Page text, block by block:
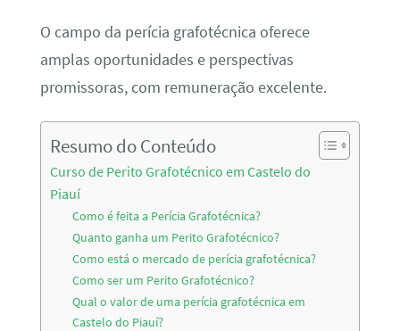
O campo da perícia grafotécnica oferece
amplas oportunidades e perspectivas
promissoras, com remuneração excelente.
Resumo do Conteúdo
Curso de Perito Grafotécnico em Castelo do
Piauí
Como é feita a Perícia Grafotécnica?
Quanto ganha um Perito Grafotécnico?
Como está o mercado de perícia grafotécnica?
Como ser um Perito Grafotécnico?
Qual o valor de uma perícia grafotécnica em
Castelo do Piauí?